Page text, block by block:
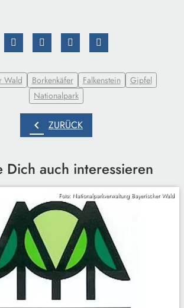
Wald Borkenkäfer Falkenstein
Gipfel
Nationalpark
chevron_left ZURÜCK
Dich auch interessieren
Foto: Nationalparkverwaltung Bayerischer Wald